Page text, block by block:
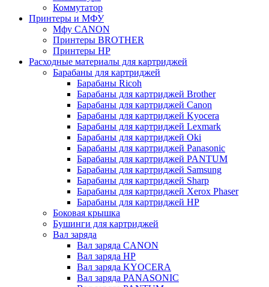
Коммутатор
Принтеры и МФУ
Мфу CANON
Принтеры BROTHER
Принтеры HP
Расходные материалы для картриджей
Барабаны для картриджей
Барабаны Ricoh
Барабаны для картриджей Brother
Барабаны для картриджей Canon
Барабаны для картриджей Kyocera
Барабаны для картриджей Lexmark
Барабаны для картриджей Oki
Барабаны для картриджей Panasonic
Барабаны для картриджей PANTUM
Барабаны для картриджей Samsung
Барабаны для картриджей Sharp
Барабаны для картриджей Xerox Phaser
Барабаны для картриджей НР
Боковая крышка
Бушинги для картриджей
Вал заряда
Вал заряда CANON
Вал заряда HP
Вал заряда KYOCERA
Вал заряда PANASONIC